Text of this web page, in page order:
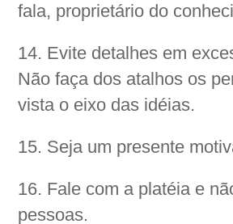
fala, proprietário do
14. Evite detalhes em
Não faça dos atalhos os
vista o eixo das idéias.
15. Seja um presente
16. Fale com a platéia e
pessoas.